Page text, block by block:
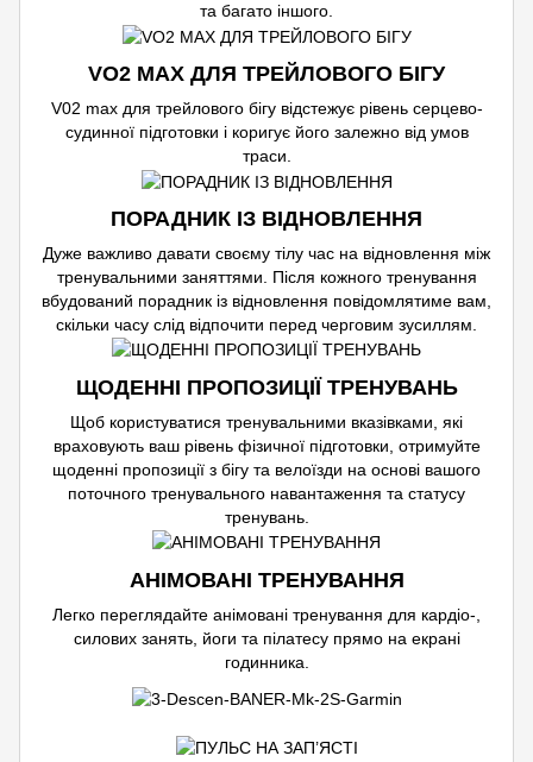
та багато іншого.
VO2 MAX ДЛЯ ТРЕЙЛОВОГО БІГУ
V02 max для трейлового бігу відстежує рівень серцево-
судинної підготовки і коригує його залежно від умов
траси.
ПОРАДНИК ІЗ ВІДНОВЛЕННЯ
Дуже важливо давати своєму тілу час на відновлення між
тренувальними заняттями. Після кожного тренування
вбудований порадник із відновлення повідомлятиме вам,
скільки часу слід відпочити перед черговим зусиллям.
ЩОДЕННІ ПРОПОЗИЦІЇ ТРЕНУВАНЬ
Щоб користуватися тренувальними вказівками, які
враховують ваш рівень фізичної підготовки, отримуйте
щоденні пропозиції з бігу та велоїзди на основі вашого
поточного тренувального навантаження та статусу
тренувань.
АНІМОВАНІ ТРЕНУВАННЯ
Легко переглядайте анімовані тренування для кардіо-,
силових занять, йоги та пілатесу прямо на екрані
годинника.